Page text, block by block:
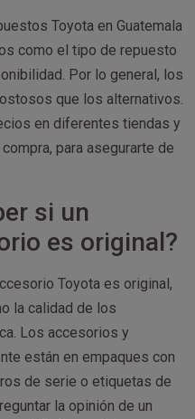
Toyota en Guatemala
como el tipo de repuesto
Por lo general, los
que los alternativos.
en diferentes tiendas y
para asegurarte de
si un
es original?
Toyota es original,
la calidad de los
Los accesorios y
están en empaques con
de serie o etiquetas de
la opinión de un